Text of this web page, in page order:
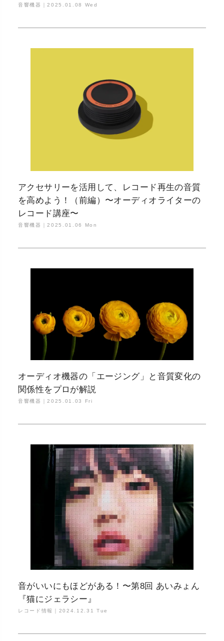
音響機器｜2025.01.08 Wed
アクセサリーを活用して、レコード再生の音質
を高めよう！（前編）〜オーディオライターの
レコード講座〜
音響機器｜2025.01.06 Mon
オーディオ機器の「エージング」と音質変化の
関係性をプロが解説
音響機器｜2025.01.03 Fri
音がいいにもほどがある！〜第8回 あいみょん
『猫にジェラシー』
レコード情報｜ 2024.12.31 Tue